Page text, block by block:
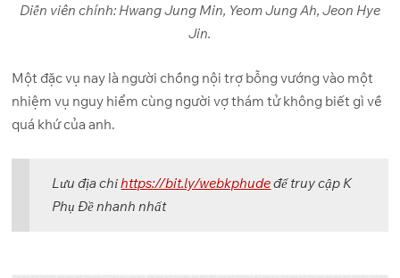
Diễn viên chính: Hwang Jung Min, Yeom Jung Ah, Jeon Hye
Jin.
Một đặc vụ nay là người chồng nội trợ bỗng vướng vào một
nhiệm vụ nguy hiểm cùng người vợ thám tử không biết gì về
quá khứ của anh.
Lưu địa chỉhttps://bit.ly/webkphudeđể truy cập K
Phụ Đề nhanh nhất